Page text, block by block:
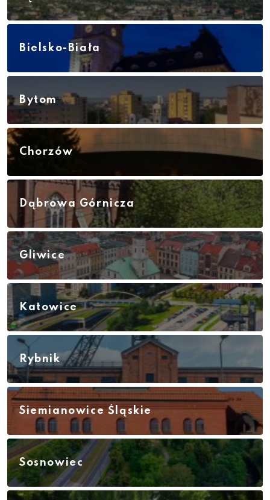
Bielsko-Biała
Bytom
Chorzów
Dąbrowa Górnicza
Gliwice
Katowice
Rybnik
Siemianowice Śląskie
Sosnowiec